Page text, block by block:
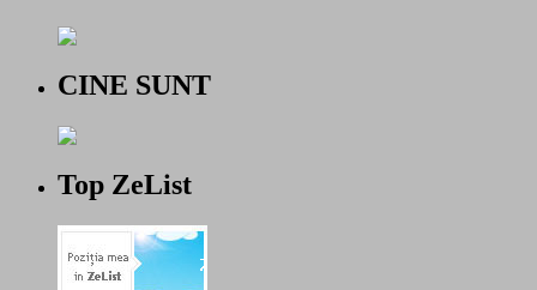
CINE SUNT
Top ZeList